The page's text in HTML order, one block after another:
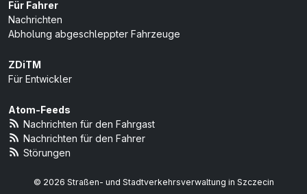
Für Fahrer
Nachrichten
Abholung abgeschleppter Fahrzeuge
ZDiTM
Für Entwickler
Atom-Feeds
Nachrichten für den Fahrgast
Nachrichten für den Fahrer
Störungen
© 2026 Straßen- und Stadtverkehrsverwaltung in Szczecin